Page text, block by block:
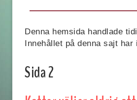
Denna hemsida handlade
Innehållet på denna sajt
Sida 2